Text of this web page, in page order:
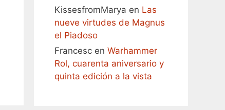
KissesfromMarya en Las
nueve virtudes de Magnus
el Piadoso
Francesc en Warhammer
Rol, cuarenta aniversario y
quinta edición a la vista